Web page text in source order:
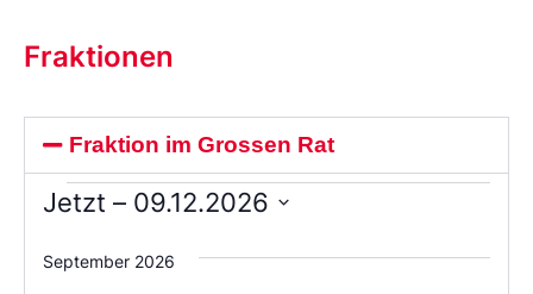
Fraktionen
Fraktion im Grossen Rat
Jetzt – 09.12.2026
Sie
das
September 2026